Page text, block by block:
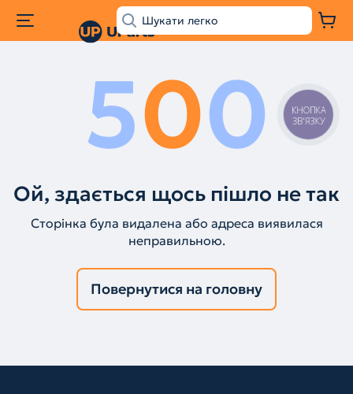
500
Ой, здається щось пішло не так
Сторінка була видалена або адреса виявилася
неправильною.
Повернутися на головну
КНОПКА
ЗВ'ЯЗКУ